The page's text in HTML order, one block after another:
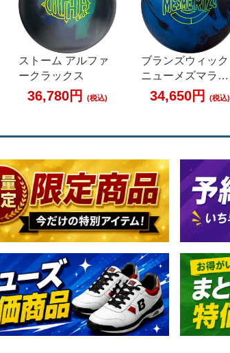
ストーム アルファ
ークラックス
36,780円 (税込)
ブランズウィック
ニューメズマライ
ズ34,650円 (税込)